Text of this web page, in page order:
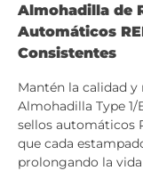
Almohadilla de
Automáticos
Consistentes
Mantén la calidad
Almohadilla Type 1/
sellos automáticos
que cada
prolongando la